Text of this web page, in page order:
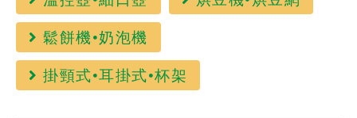
鬆餅機•奶泡機
掛頸式•耳掛式•杯架